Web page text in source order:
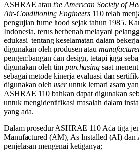
ASHRAE atau the American Society of
Air-Conditioning Engineers 110 telah
pengujian fume hood sejak tahun 1985.
Indonesia, terus berbenah melayani
edukasi tentang keselamatan dalam
digunakan oleh produsen atau
pengembangan dan design, tetapi juga
digunakan oleh tim purchasing saat
sebagai metode kinerja evaluasi dan
digunakan oleh useruntuk lemari asam
ASHRAE 110 bahkan dapat digunakan
untuk mengidentifikasi masalah dalam
yang ada.
Dalam prosedur ASHRAE 110 Ada tiga
Manufactured (AM), As Installed (AI) dan
penjelasan mengenai ketiganya;